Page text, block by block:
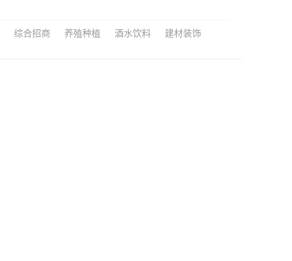
综合招商 养殖种植 酒水饮料 建材装饰